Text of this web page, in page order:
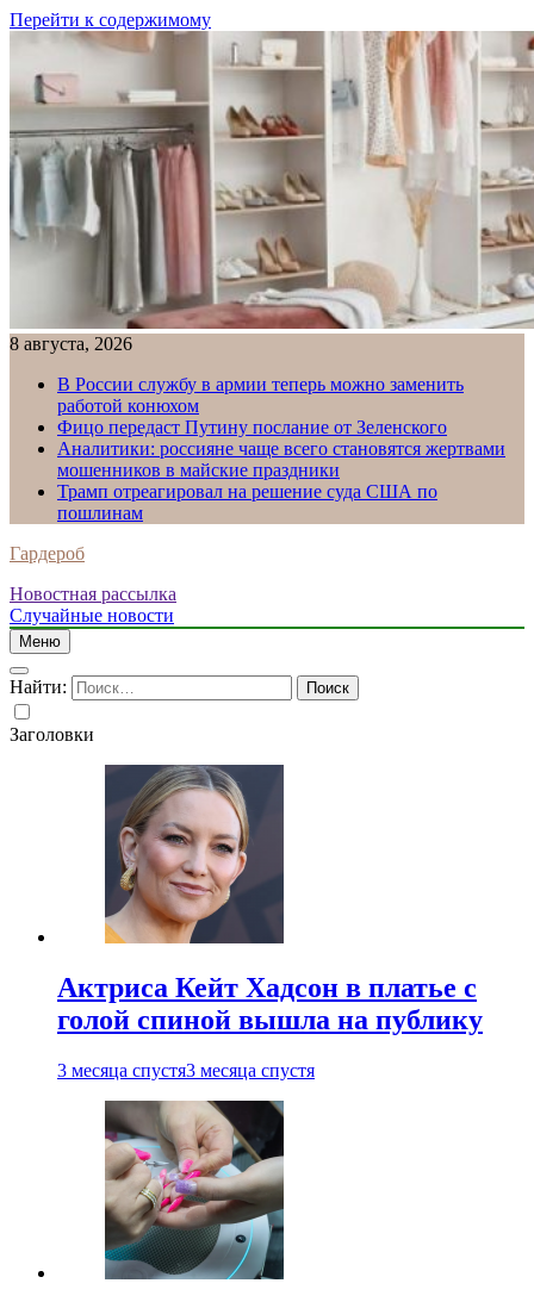
Перейти к содержимому
8 августа, 2026
В России службу в армии теперь можно заменить
работой конюхом
Фицо передаст Путину послание от Зеленского
Аналитики: россияне чаще всего становятся жертвами
мошенников в майские праздники
Трамп отреагировал на решение суда США по
пошлинам
Гардероб
Новостная рассылка
Случайные новости
Меню
Найти:
Заголовки
Актриса Кейт Хадсон в платье с
голой спиной вышла на публику
3 месяца спустя3 месяца спустя